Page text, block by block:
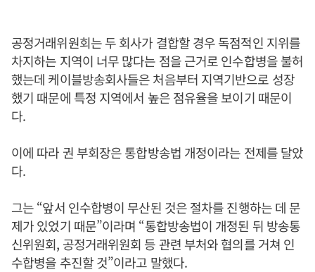
공정거래위원회는 두 회사가 결합할 경우 독점적인 지위를
차지하는 지역이 너무 많다는 점을 근거로 인수합병을 불허
했는데 케이블방송회사들은 처음부터 지역기반으로 성장
했기 때문에 특정 지역에서 높은 점유율을 보이기 때문이
다.
이에 따라 권 부회장은 통합방송법 개정이라는 전제를 달았
다.
그는 “앞서 인수합병이 무산된 것은 절차를 진행하는 데 문
제가 있었기 때문”이라며 “통합방송법이 개정된 뒤 방송통
신위원회, 공정거래위원회 등 관련 부처와 협의를 거쳐 인
수합병을 추진할 것”이라고 말했다.